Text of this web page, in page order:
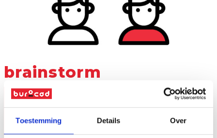
Toestemming Details Over
brainstorm
gesprek waarin jouw ideeën en
doelstellingen centraal staan. Of je nu een